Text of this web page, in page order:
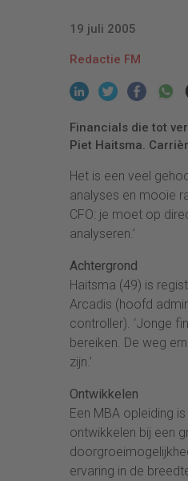
19 juli 2005
Redactie FM
Financials die tot
Piet Haitsma.
Het is een veel
analyses en mooie
CFO: je moet op
analyseren.’
Achtergrond
Haitsma (49) is
Arcadis (hoofd
controller). ‘Jonge
bereiken. De weg
zijn.’
Ontwikkelen
Een MBA opleiding
ontwikkelen bij een
ervaring in de